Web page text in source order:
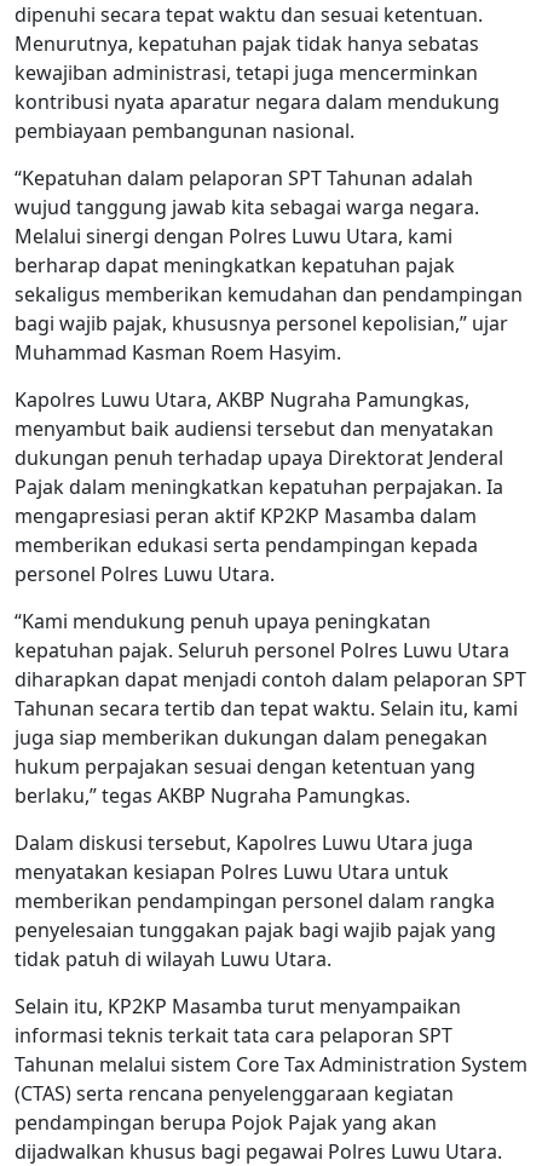
dipenuhi secara tepat waktu dan sesuai ketentuan.
Menurutnya, kepatuhan pajak tidak hanya sebatas
kewajiban administrasi, tetapi juga mencerminkan
kontribusi nyata aparatur negara dalam mendukung
pembiayaan pembangunan nasional.
“Kepatuhan dalam pelaporan SPT Tahunan adalah
wujud tanggung jawab kita sebagai warga negara.
Melalui sinergi dengan Polres Luwu Utara, kami
berharap dapat meningkatkan kepatuhan pajak
sekaligus memberikan kemudahan dan pendampingan
bagi wajib pajak, khususnya personel kepolisian,” ujar
Muhammad Kasman Roem Hasyim.
Kapolres Luwu Utara, AKBP Nugraha Pamungkas,
menyambut baik audiensi tersebut dan menyatakan
dukungan penuh terhadap upaya Direktorat Jenderal
Pajak dalam meningkatkan kepatuhan perpajakan. Ia
mengapresiasi peran aktif KP2KP Masamba dalam
memberikan edukasi serta pendampingan kepada
personel Polres Luwu Utara.
“Kami mendukung penuh upaya peningkatan
kepatuhan pajak. Seluruh personel Polres Luwu Utara
diharapkan dapat menjadi contoh dalam pelaporan SPT
Tahunan secara tertib dan tepat waktu. Selain itu, kami
juga siap memberikan dukungan dalam penegakan
hukum perpajakan sesuai dengan ketentuan yang
berlaku,” tegas AKBP Nugraha Pamungkas.
Dalam diskusi tersebut, Kapolres Luwu Utara juga
menyatakan kesiapan Polres Luwu Utara untuk
memberikan pendampingan personel dalam rangka
penyelesaian tunggakan pajak bagi wajib pajak yang
tidak patuh di wilayah Luwu Utara.
Selain itu, KP2KP Masamba turut menyampaikan
informasi teknis terkait tata cara pelaporan SPT
Tahunan melalui sistem Core Tax Administration System
(CTAS) serta rencana penyelenggaraan kegiatan
pendampingan berupa Pojok Pajak yang akan
dijadwalkan khusus bagi pegawai Polres Luwu Utara.